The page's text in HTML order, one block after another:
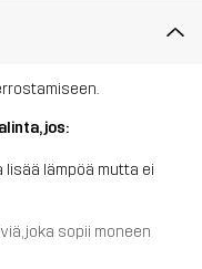
jos:
lisää lämpöä mutta ei
joka sopii moneen